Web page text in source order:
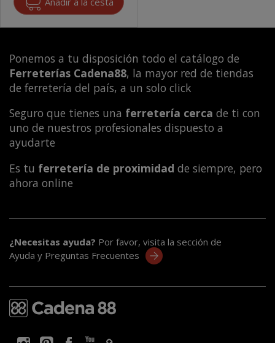
Ponemos a tu disposición todo el catálogo de
Ferreterías Cadena88, la mayor red de tiendas
de ferretería del país, a un solo click
Seguro que tienes una ferretería cerca de ti con
uno de nuestros profesionales dispuesto a
ayudarte
Es tu ferretería de proximidad de siempre, pero
ahora online
¿Necesitas ayuda? Por favor, visita la sección de
Ayuda y Preguntas Frecuentes